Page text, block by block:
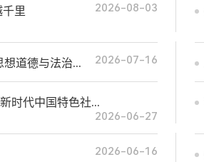
里 2026-08-03
道德与法治... 2026-07-16
时代中国特色社...
2026-06-27
2026-06-16